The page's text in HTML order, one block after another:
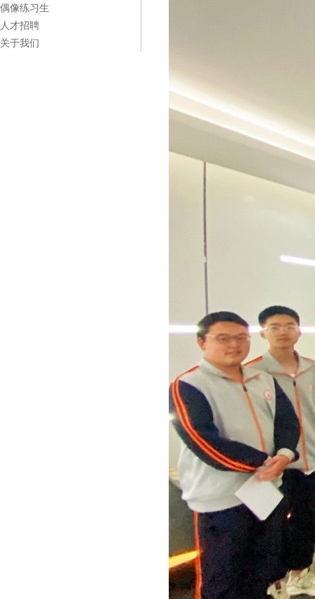
偶像练习生
人才招聘
关于我们